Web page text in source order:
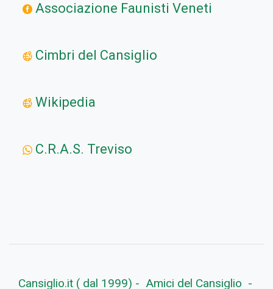
Associazione Faunisti Veneti
Cimbri del Cansiglio
Wikipedia
C.R.A.S. Treviso
Cansiglio.it ( dal 1999) - Amici del Cansiglio -